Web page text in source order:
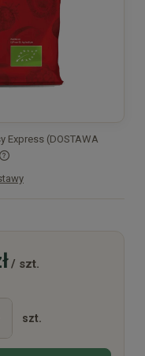
Express (DOSTAWA
płatności
/ szt.
szt.